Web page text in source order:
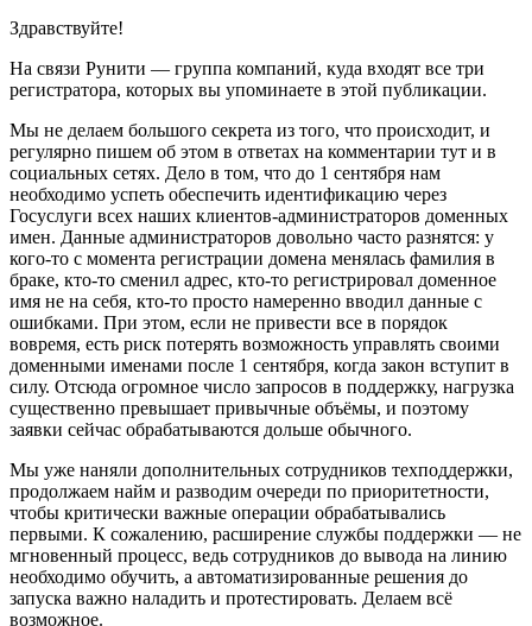
Здравствуйте!
На связи Рунити — группа компаний, куда входят все три
регистратора, которых вы упоминаете в этой публикации.
Мы не делаем большого секрета из того, что происходит, и
регулярно пишем об этом в ответах на комментарии тут и в
социальных сетях. Дело в том, что до 1 сентября нам
необходимо успеть обеспечить идентификацию через
Госуслуги всех наших клиентов-администраторов доменных
имен. Данные администраторов довольно часто разнятся: у
кого-то с момента регистрации домена менялась фамилия в
браке, кто-то сменил адрес, кто-то регистрировал доменное
имя не на себя, кто-то просто намеренно вводил данные с
ошибками. При этом, если не привести все в порядок
вовремя, есть риск потерять возможность управлять своими
доменными именами после 1 сентября, когда закон вступит в
силу. Отсюда огромное число запросов в поддержку, нагрузка
существенно превышает привычные объёмы, и поэтому
заявки сейчас обрабатываются дольше обычного.
Мы уже наняли дополнительных сотрудников техподдержки,
продолжаем найм и разводим очереди по приоритетности,
чтобы критически важные операции обрабатывались
первыми. К сожалению, расширение службы поддержки — не
мгновенный процесс, ведь сотрудников до вывода на линию
необходимо обучить, а автоматизированные решения до
запуска важно наладить и протестировать. Делаем всё
возможное.